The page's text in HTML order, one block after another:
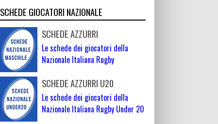
SCHEDE GIOCATORI NAZIONALE
SCHEDE AZZURRI
Le schede dei giocatori della
Nazionale Italiana Rugby
SCHEDE AZZURRI U20
Le schede dei giocatori della
Nazionale Italiana Rugby Under 20